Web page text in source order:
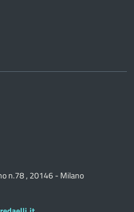
n.78 , 20146 - Milano